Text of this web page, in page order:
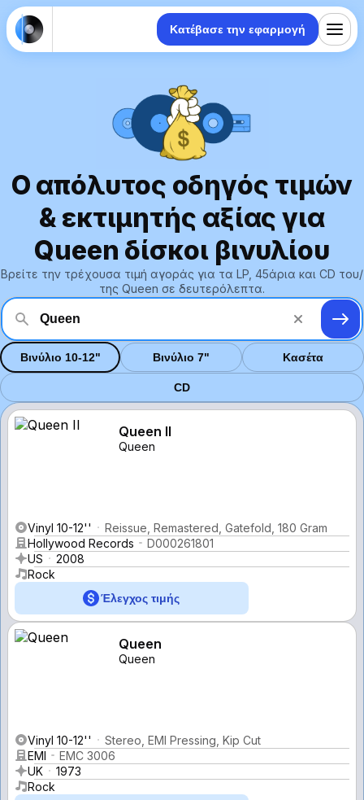
Κατέβασε την εφαρμογή
Ο απόλυτος οδηγός τιμών
& εκτιμητής αξίας για
Queen δίσκοι βινυλίου
Βρείτε την τρέχουσα τιμή αγοράς για τα LP, 45άρια και CD του/
της Queen σε δευτερόλεπτα.
Βινύλιο 10-12" Βινύλιο 7" Κασέτα
CD
Queen II
Queen
Vinyl 10-12''
Reissue, Remastered, Gatefold, 180 Gram
Hollywood Records
D000261801
US
2008
Rock
Έλεγχος τιμής
Queen
Queen
Vinyl 10-12''
Stereo, EMI Pressing, Kip Cut
EMI
EMC 3006
UK
1973
Rock